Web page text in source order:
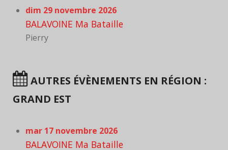
dim 29 novembre 2026
BALAVOINE Ma Bataille
Pierry
AUTRES ÉVÈNEMENTS EN RÉGION :
GRAND EST
mar 17 novembre 2026
BALAVOINE Ma Bataille